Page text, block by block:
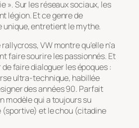
». Sur les réseaux sociaux, les
légion. Et ce genre de
unique, entretient le mythe.
VW montre qu’elle n’a
faire sourire les passionnés. Et
de faire dialoguer les époques :
ultra-technique, habillée
des années 90. Parfait
modèle qui a toujours su
(sportive) et le chou (citadine